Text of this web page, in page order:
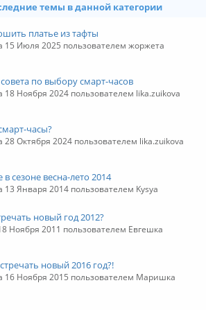
темы в данной категории
платье из тафты
15 Июля 2025 пользователем жоржета
по выбору смарт-часов
18 Ноября 2024 пользователем lika.zuikova
часы?
28 Октября 2024 пользователем lika.zuikova
сезоне весна-лето 2014
13 Января 2014 пользователем Kysya
новый год 2012?
Ноября 2011 пользователем Евгешка
новый 2016 год?!
16 Ноября 2015 пользователем Маришка